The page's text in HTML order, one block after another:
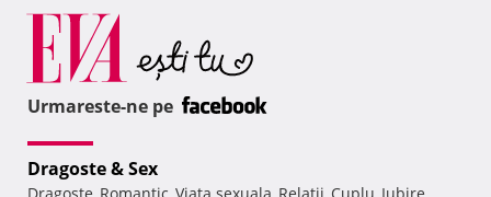
Urmareste-ne pe
Dragoste & Sex